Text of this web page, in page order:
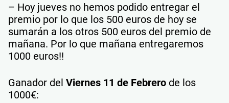
– Hoy jueves no hemos podido entregar el
premio por lo que los 500 euros de hoy se
sumarán a los otros 500 euros del premio de
mañana. Por lo que mañana entregaremos
1000 euros!!
Ganador del Viernes 11 de Febrero de los
1000€: